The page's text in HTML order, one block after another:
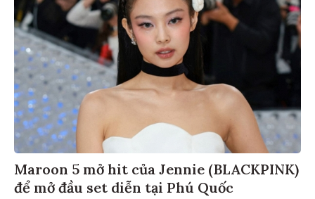
Maroon 5 mở hit của Jennie (BLACKPINK)
để mở đầu set diễn tại Phú Quốc